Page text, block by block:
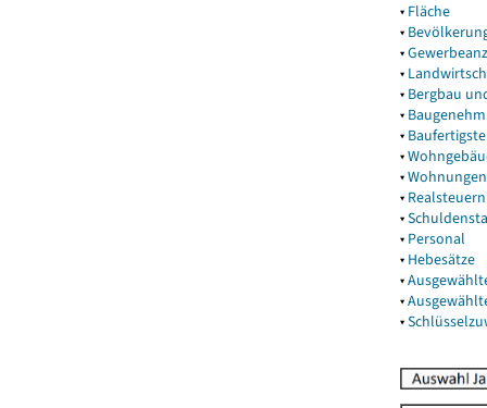
▾ Fläche
▾
▾
▾
▾ Bergbau
▾
▾
▾
▾Wohnungen
▾ Realsteuern
▾
▾ Personal
▾ Hebesätze
▾
▾
▾